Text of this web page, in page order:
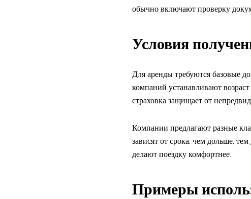
обычно включают проверку
Условия
Для аренды требуются базовые
компаний устанавливают
страховка защищает от
Компании предлагают разные
зависят от срока: чем дольше,
делают поездку комфортнее.
Примеры